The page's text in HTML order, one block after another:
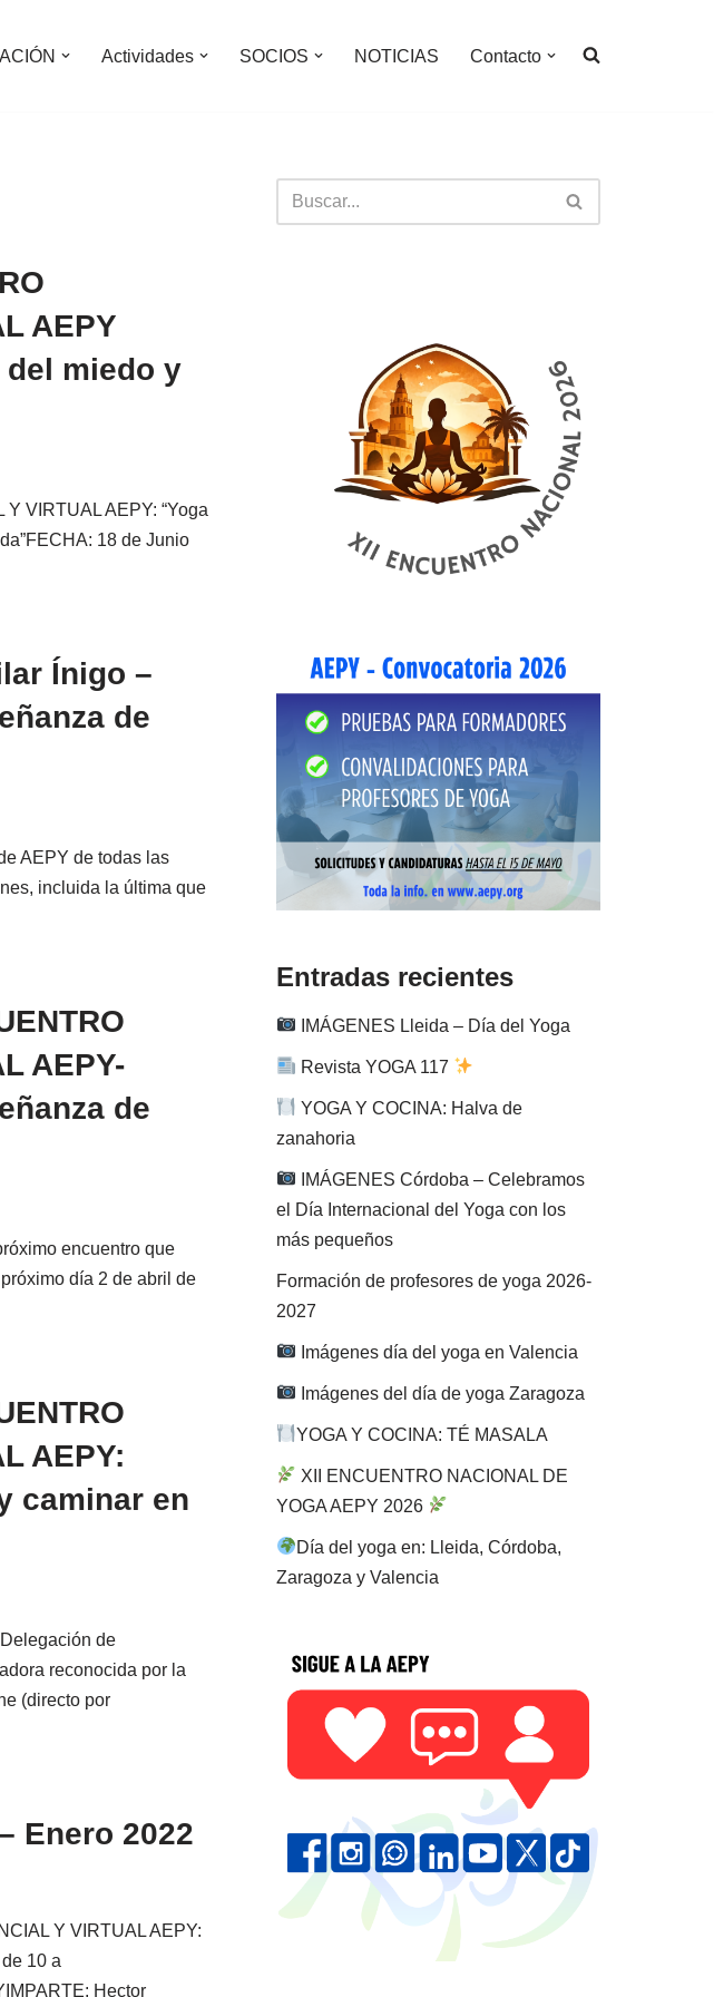
Actividades SOCIOS NOTICIAS Contacto
AEPY
del miedo y
VIRTUAL AEPY: “Yoga
18 de Junio
Ínigo –
de
AEPY de todas las
incluida la última que
AEPY-
de
encuentro que
día 2 de abril de
AEPY:
caminar en
de
reconocida por la
(directo por
Enero 2022
Y VIRTUAL AEPY:
10 a
Hector
Entradas recientes
IMÁGENES Lleida – Día del Yoga
Revista YOGA 117
YOGA Y COCINA: Halva de
zanahoria
IMÁGENES Córdoba – Celebramos
el Día Internacional del Yoga con los
más pequeños
Formación de profesores de yoga 2026-
2027
Imágenes día del yoga en Valencia
Imágenes del día de yoga Zaragoza
YOGA Y COCINA: TÉ MASALA
XII ENCUENTRO NACIONAL DE
YOGA AEPY 2026
Día del yoga en: Lleida, Córdoba,
Zaragoza y Valencia